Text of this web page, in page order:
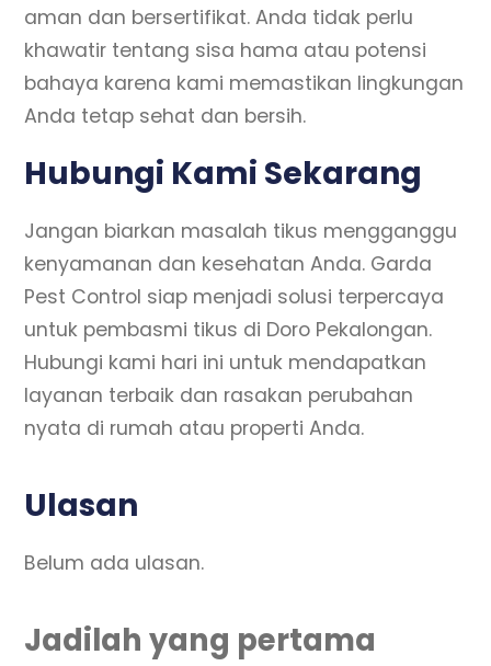
aman dan bersertifikat. Anda tidak perlu
khawatir tentang sisa hama atau potensi
bahaya karena kami memastikan lingkungan
Anda tetap sehat dan bersih.
Hubungi Kami Sekarang
Jangan biarkan masalah tikus mengganggu
kenyamanan dan kesehatan Anda. Garda
Pest Control siap menjadi solusi terpercaya
untuk pembasmi tikus di Doro Pekalongan.
Hubungi kami hari ini untuk mendapatkan
layanan terbaik dan rasakan perubahan
nyata di rumah atau properti Anda.
Ulasan
Belum ada ulasan.
Jadilah yang pertama